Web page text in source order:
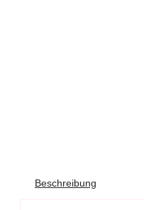
Beschreibung